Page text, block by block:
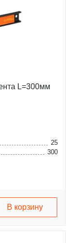
L=300мм
25
300
В корзину